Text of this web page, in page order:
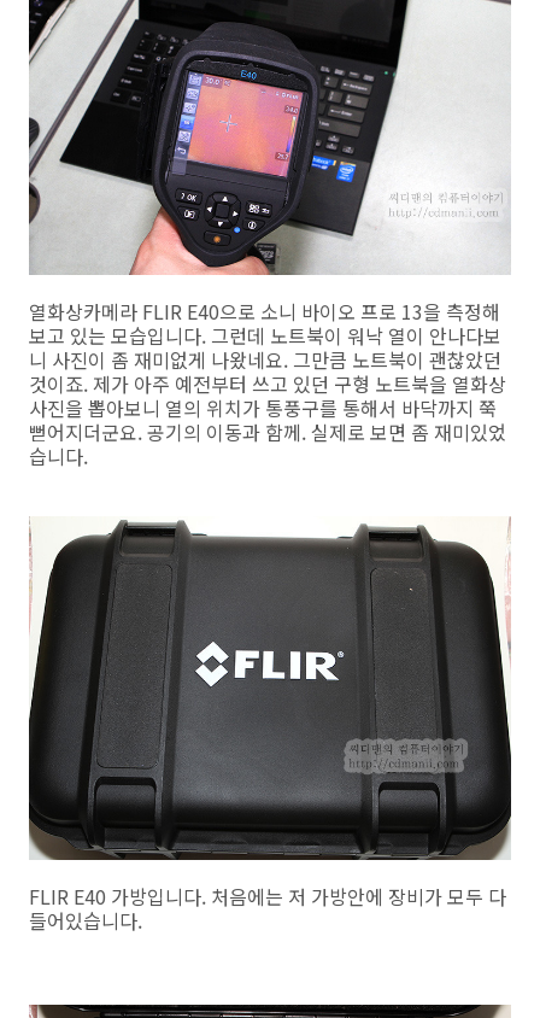
열화상카메라 FLIR E40으로 소니 바이오 프로 13을 측정해
보고 있는 모습입니다. 그런데 노트북이 워낙 열이 안나다보
니 사진이 좀 재미없게 나왔네요. 그만큼 노트북이 괜찮았던
것이죠. 제가 아주 예전부터 쓰고 있던 구형 노트북을 열화상
사진을 뽑아보니 열의 위치가 통풍구를 통해서 바닥까지 쭉
뻗어지더군요. 공기의 이동과 함께. 실제로 보면 좀 재미있었
습니다.
FLIR E40 가방입니다. 처음에는 저 가방안에 장비가 모두 다
들어있습니다.